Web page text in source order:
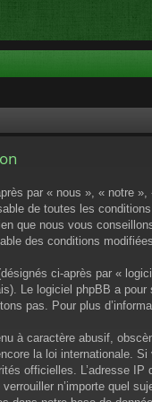
par « nous », « notre
de toutes les
que nous vous
des conditions
ci-après par «
Le logiciel phpBB a
pas. Pour plus
à caractère abusif,
la loi internationale.
officielles. L’adresse
n’importe quel